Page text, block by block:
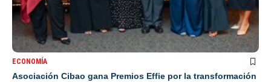
ECONOMÍA
Asociación Cibao gana Premios Effie por la transformación